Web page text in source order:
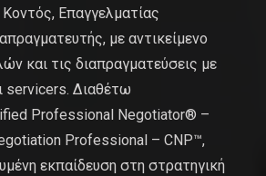
Κοντός, Επαγγελματίας
με αντικείμενο
και τις διαπραγματεύσεις με
servicers. Διαθέτω
Professional Negotiator® –
Professional – CNP™,
εκπαίδευση στη στρατηγική